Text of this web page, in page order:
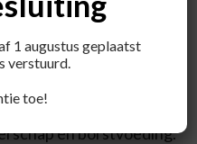
Bij onvoldoende
worden naar 4 (2 x 2)
en borstvoeding.
1 augustus geplaatst
verstuurd.
toe!